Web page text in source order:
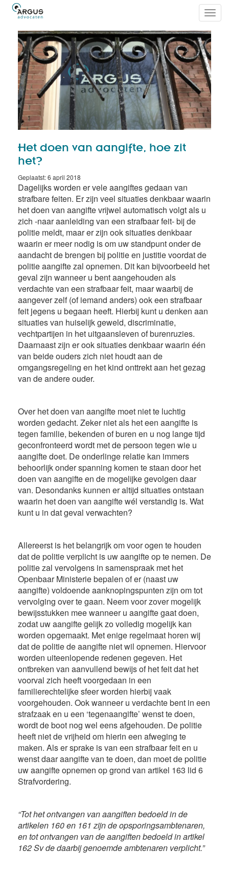
Het doen van aangifte, hoe zit
het?
Geplaatst: 6 april 2018
Dagelijks worden er vele aangiftes gedaan van
strafbare feiten. Er zijn veel situaties denkbaar waarin
het doen van aangifte vrijwel automatisch volgt als u
zich -naar aanleiding van een strafbaar feit- bij de
politie meldt, maar er zijn ook situaties denkbaar
waarin er meer nodig is om uw standpunt onder de
aandacht de brengen bij politie en justitie voordat de
politie aangifte zal opnemen. Dit kan bijvoorbeeld het
geval zijn wanneer u bent aangehouden als
verdachte van een strafbaar feit, maar waarbij de
aangever zelf (of iemand anders) ook een strafbaar
feit jegens u begaan heeft. Hierbij kunt u denken aan
situaties van huiselijk geweld, discriminatie,
vechtpartijen in het uitgaansleven of burenruzies.
Daarnaast zijn er ook situaties denkbaar waarin één
van beide ouders zich niet houdt aan de
omgangsregeling en het kind onttrekt aan het gezag
van de andere ouder.
Over het doen van aangifte moet niet te luchtig
worden gedacht. Zeker niet als het een aangifte is
tegen familie, bekenden of buren en u nog lange tijd
geconfronteerd wordt met de persoon tegen wie u
aangifte doet. De onderlinge relatie kan immers
behoorlijk onder spanning komen te staan door het
doen van aangifte en de mogelijke gevolgen daar
van. Desondanks kunnen er altijd situaties ontstaan
waarin het doen van aangifte wél verstandig is. Wat
kunt u in dat geval verwachten?
Allereerst is het belangrijk om voor ogen te houden
dat de politie verplicht is uw aangifte op te nemen. De
politie zal vervolgens in samenspraak met het
Openbaar Ministerie bepalen of er (naast uw
aangifte) voldoende aanknopingspunten zijn om tot
vervolging over te gaan. Neem voor zover mogelijk
bewijsstukken mee wanneer u aangifte gaat doen,
zodat uw aangifte gelijk zo volledig mogelijk kan
worden opgemaakt. Met enige regelmaat horen wij
dat de politie de aangifte niet wil opnemen. Hiervoor
worden uiteenlopende redenen gegeven. Het
ontbreken van aanvullend bewijs of het feit dat het
voorval zich heeft voorgedaan in een
familierechtelijke sfeer worden hierbij vaak
voorgehouden. Ook wanneer u verdachte bent in een
strafzaak en u een ‘tegenaangifte’ wenst te doen,
wordt de boot nog wel eens afgehouden. De politie
heeft niet de vrijheid om hierin een afweging te
maken. Als er sprake is van een strafbaar feit en u
wenst daar aangifte van te doen, dan moet de politie
uw aangifte opnemen op grond van artikel 163 lid 6
Strafvordering.
“Tot het ontvangen van aangiften bedoeld in de
artikelen 160 en 161 zijn de opsporingsambtenaren,
en tot ontvangen van de aangiften bedoeld in artikel
162 Sv de daarbij genoemde ambtenaren verplicht.”